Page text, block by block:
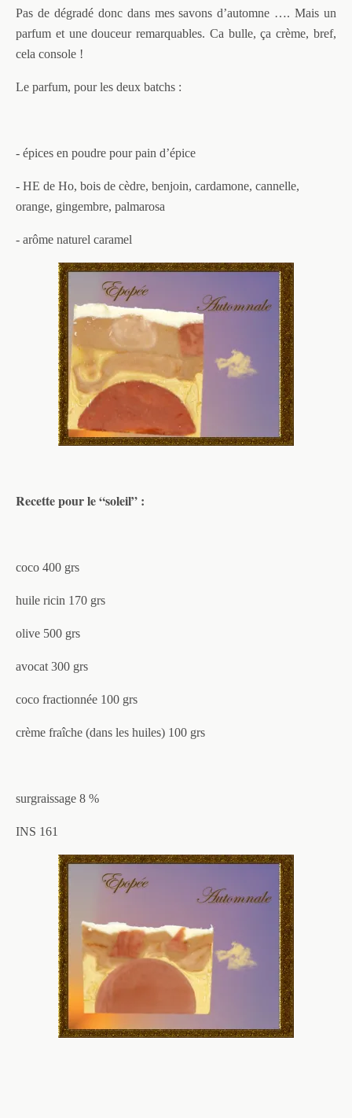
Pas de dégradé donc dans mes savons d’automne …. Mais un
parfum et une douceur remarquables. Ca bulle, ça crème, bref,
cela console !
Le parfum, pour les deux batchs :
- épices en poudre pour pain d’épice
- HE de Ho, bois de cèdre, benjoin, cardamone, cannelle,
orange, gingembre, palmarosa
- arôme naturel caramel
Recette pour le “soleil” :
coco 400 grs
huile ricin 170 grs
olive 500 grs
avocat 300 grs
coco fractionnée 100 grs
crème fraîche (dans les huiles) 100 grs
surgraissage 8 %
INS 161